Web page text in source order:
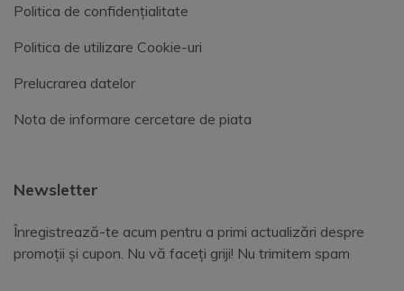
Politica de confidențialitate
Politica de utilizare Cookie-uri
Prelucrarea datelor
Nota de informare cercetare de piata
Newsletter
Înregistrează-te acum pentru a primi actualizări despre
promoții și cupon. Nu vă faceți griji! Nu trimitem spam